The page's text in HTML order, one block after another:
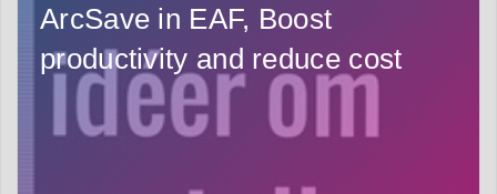
ArcSave in EAF, Boost
productivity and reduce cost